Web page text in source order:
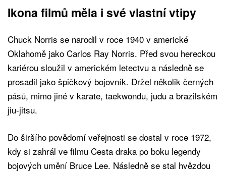
Ikona filmů měla i své vlastní vtipy
Chuck Norris se narodil v roce 1940 v americké
Oklahomě jako Carlos Ray Norris. Před svou hereckou
kariérou sloužil v americkém letectvu a následně se
prosadil jako špičkový bojovník. Držel několik černých
pásů, mimo jiné v karate, taekwondu, judu a brazilském
jiu-jitsu.
Do širšího povědomí veřejnosti se dostal v roce 1972,
kdy si zahrál ve filmu Cesta draka po boku legendy
bojových umění Bruce Lee. Následně se stal hvězdou